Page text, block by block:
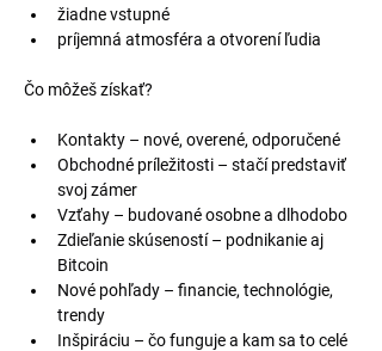
žiadne vstupné
príjemná atmosféra a otvorení ľudia
Čo môžeš získať?
Kontakty – nové, overené, odporučené
Obchodné príležitosti – stačí predstaviť
svoj zámer
Vzťahy – budované osobne a dlhodobo
Zdieľanie skúseností – podnikanie aj
Bitcoin
Nové pohľady – financie, technológie,
trendy
Inšpiráciu – čo funguje a kam sa to celé